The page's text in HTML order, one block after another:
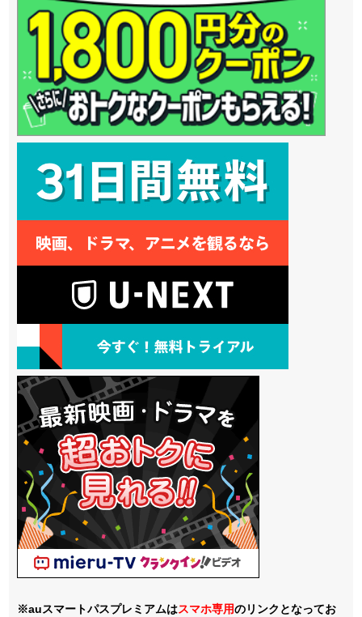
※auスマートパスプレミアムはスマホ専用のリンクとなってお